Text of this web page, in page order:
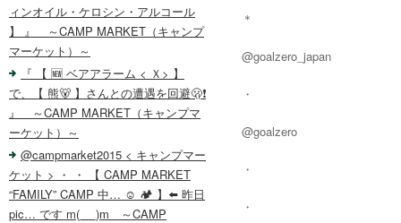
＊
@goalzero_japan
・
@goalzero
・
・
ィンオイル・ケロシン・アルコール
】 』 ～CAMP MARKET（キャンプ
マーケット）～
『 【 🆕 ベアアラーム < Ｘ> 】
で、【 熊🐻 】さんとの遭遇を回避🫢❗️
』 ～CAMP MARKET（キャンプマ
ーケット）～
@campmarket2015 < キャンプマー
ケット > ・ ・ 【 CAMP MARKET
“FAMILY” CAMP 中… ☺️ 🏕️ 】⬅️ 昨日
pic… です m(_ _)m ～CAMP